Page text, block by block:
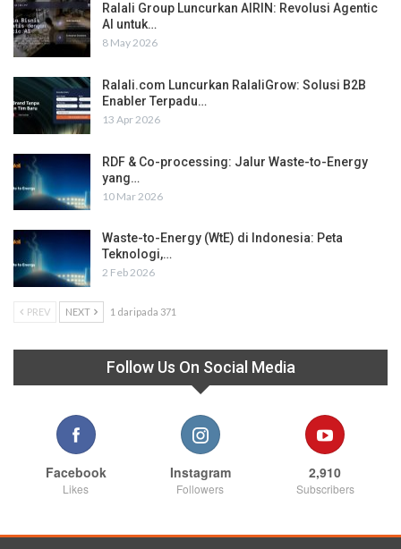
Ralali Group Luncurkan AIRIN: Revolusi Agentic
AI untuk…
8 May 2026
Ralali.com Luncurkan RalaliGrow: Solusi B2B
Enabler Terpadu…
13 Apr 2026
RDF & Co-processing: Jalur Waste-to-Energy
yang…
10 Mar 2026
Waste-to-Energy (WtE) di Indonesia: Peta
Teknologi,…
2 Feb 2026
PREV NEXT 1 daripada 371
Follow Us On Social Media
Facebook
Likes
Instagram
Followers
2,910
Subscribers